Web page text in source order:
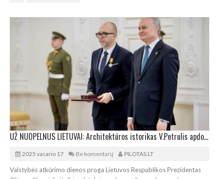
UŽ NUOPELNUS LIETUVAI: Architektūros istorikas V.Petrulis apdovanotas Riterio kryžiumi
2025 vasario 17 Be komentarų PILOTAS.LT
Valstybės atkūrimo dienos proga Lietuvos Respublikos Prezidentas